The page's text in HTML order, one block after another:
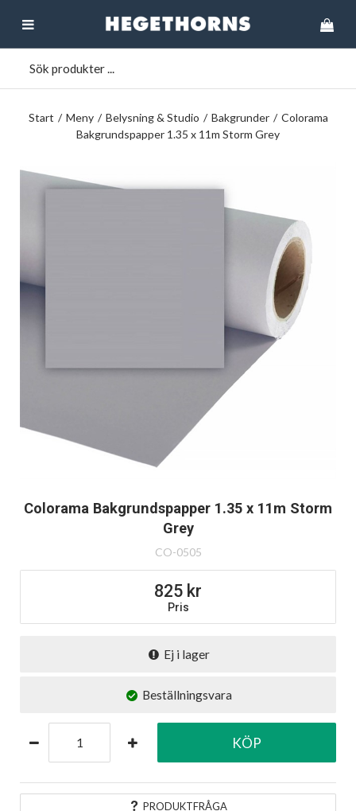
Start / Meny / Belysning & Studio / Bakgrunder / Colorama
Bakgrundspapper 1.35 x 11m Storm Grey
Colorama Bakgrundspapper 1.35 x 11m Storm
Grey
CO-0505
Pris
825
Ej i lager
Beställningsvara
PRODUKTFRÅGA
KÖP